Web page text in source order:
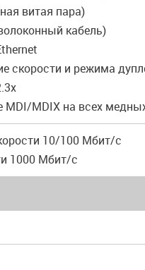
витая пара)
кабель)
скорости и режима
MDI/MDIX на всех
10/100 Мбит/с
1000 Мбит/с